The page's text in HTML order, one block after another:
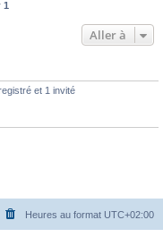
1
Aller à
et 1 invité
Heures au format UTC+02:00